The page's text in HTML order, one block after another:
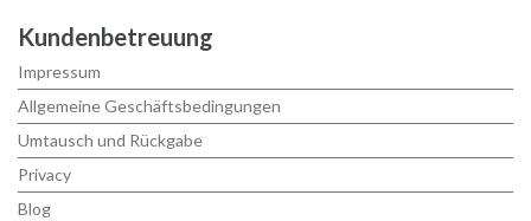
Kundenbetreuung
Impressum
Allgemeine Geschäftsbedingungen
Umtausch und Rückgabe
Privacy
Blog